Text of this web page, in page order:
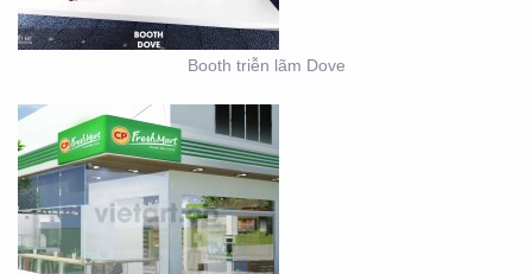
Booth triễn lãm Dove
THIẾT KẾ KIOSK TRÀ
SỮA EASY LIFE